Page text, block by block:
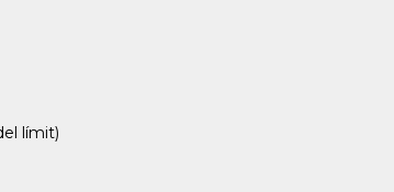
límit)